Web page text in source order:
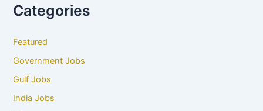
Categories
Featured
Government Jobs
Gulf Jobs
India Jobs